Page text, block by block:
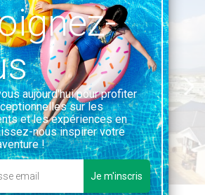
aujourd'hui pour profiter
sur les
et les expériences en
nous inspirer votre
!
Je m'inscris